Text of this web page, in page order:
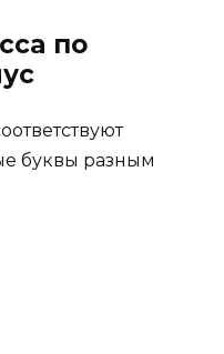
по
буквы разным